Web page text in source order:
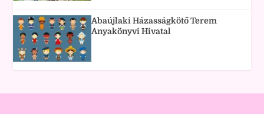
Abaújlaki Házasságkötő Terem
Anyakönyvi Hivatal